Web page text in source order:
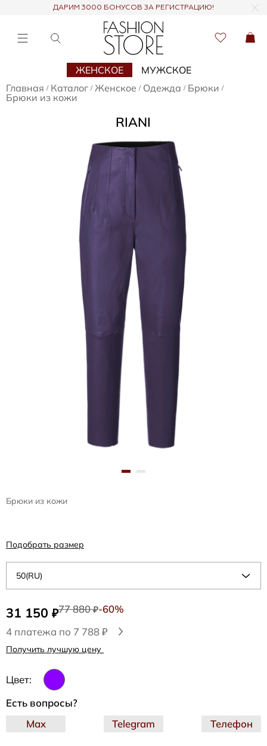
ДАРИМ 3000 БОНУСОВ ЗА РЕГИСТРАЦИЮ!
ЖЕНСКОЕ
МУЖСКОЕ
Главная / Каталог / Женское / Одежда / Брюки /
Брюки из кожи
RIANI
Брюки из кожи
31 150 ₽77 880₽-60%
4 платежа по 7 788 ₽
Получить лучшую цену
Цвет:
50(RU)
Подобрать размер
Есть вопросы?
Telegram
Max Телефон